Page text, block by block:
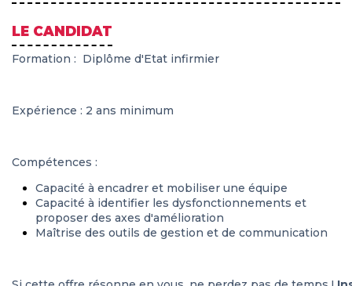
LE CANDIDAT
Formation : Diplôme d'Etat infirmier
Expérience : 2 ans minimum
Compétences :
Capacité à encadrer et mobiliser une équipe
Capacité à identifier les dysfonctionnements et
proposer des axes d'amélioration
Maîtrise des outils de gestion et de communication